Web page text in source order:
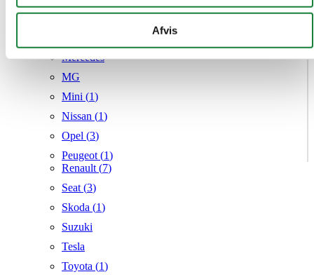
kan kombinere disse data med andre oplysninger, du har
givet dem, eller som de har indsamlet fra din brug af deres
tjenester.
Afvis
Hyundai (7)
Kia (4)
Mercedes
MG
Mini (1)
Nissan (1)
Opel (3)
Peugeot (1)
Renault (7)
Seat (3)
Skoda (1)
Suzuki
Tesla
Toyota (1)